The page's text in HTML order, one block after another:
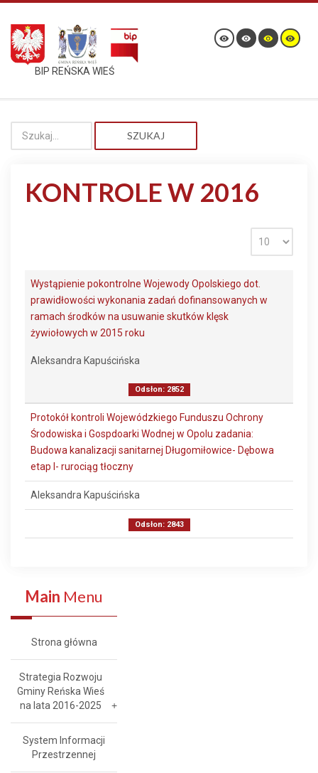
BIP REŃSKA WIEŚ
SZUKAJ
KONTROLE W 2016
Wystąpienie pokontrolne Wojewody Opolskiego dot.
prawidłowości wykonania zadań dofinansowanych w
ramach środków na usuwanie skutków klęsk
żywiołowych w 2015 roku
Aleksandra Kapuścińska
Odsłon: 2852
Protokół kontroli Wojewódzkiego Funduszu Ochrony
Środowiska i Gospdoarki Wodnej w Opolu zadania:
Budowa kanalizacji sanitarnej Długomiłowice- Dębowa
etap I- rurociąg tłoczny
Aleksandra Kapuścińska
Odsłon: 2843
Main Menu
Strona główna
Strategia Rozwoju
Gminy Reńska Wieś
na lata 2016-2025
System Informacji
Przestrzennej